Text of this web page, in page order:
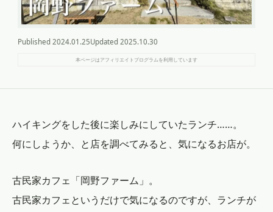
Published 2024.01.25Updated 2025.10.30
本ページはアフィリエイトプログラムを利用しています
ハイキングをした後に楽しみにしていたランチ……。
何にしようか、と店を調べてみると、気になるお店が。
古民家カフェ「岡野ファーム」。
古民家カフェというだけで気になるのですが、ランチが